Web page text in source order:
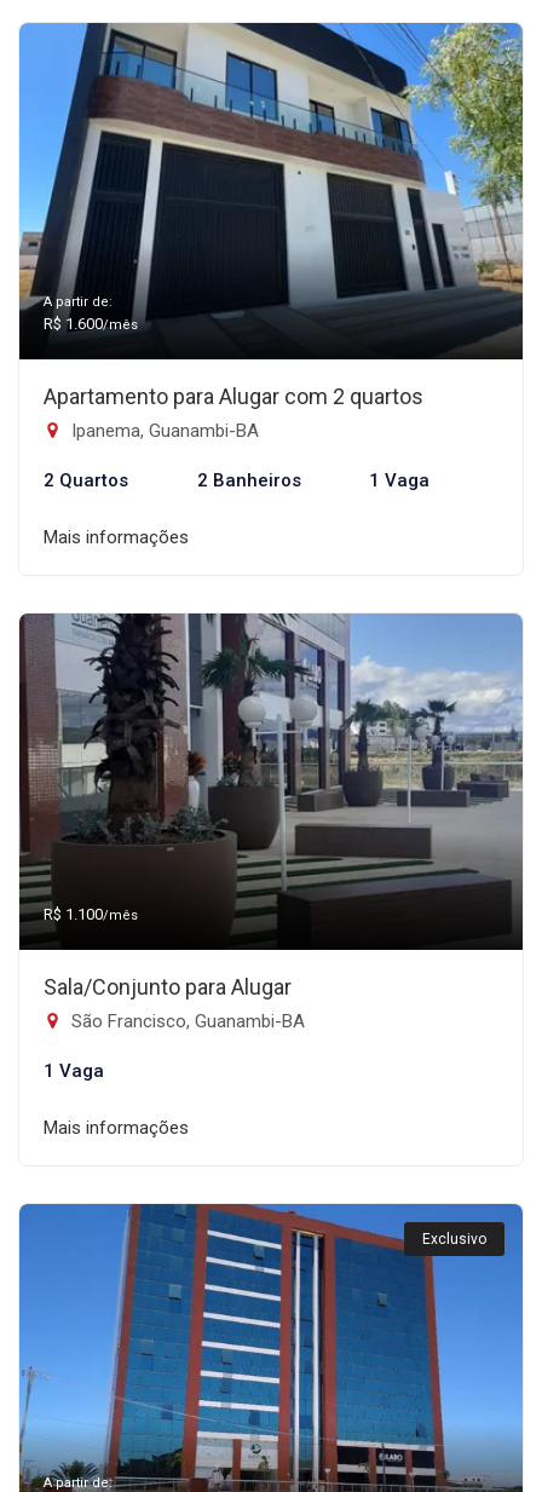
A partir de:
R$ 1.600/mês
Apartamento para Alugar com 2 quartos
Ipanema, Guanambi-BA
2 Quartos 2 Banheiros 1 Vaga
Mais informações
R$ 1.100/mês
Sala/Conjunto para Alugar
São Francisco, Guanambi-BA
1 Vaga
Mais informações
Exclusivo
A partir de: